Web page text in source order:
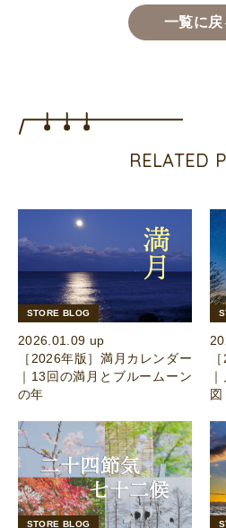
一覧に戻
RELATED
STORE BLOG
2026.01.09 up
［2026年版］満月カレンダー
｜13回の満月とブルームーン
の年
図
STORE BLOG